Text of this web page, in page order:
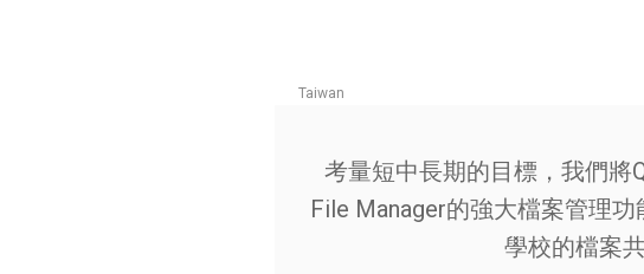
Taiwan
考量短中長期的目標，我們將
File Manager的強大檔案管理
學校的檔案